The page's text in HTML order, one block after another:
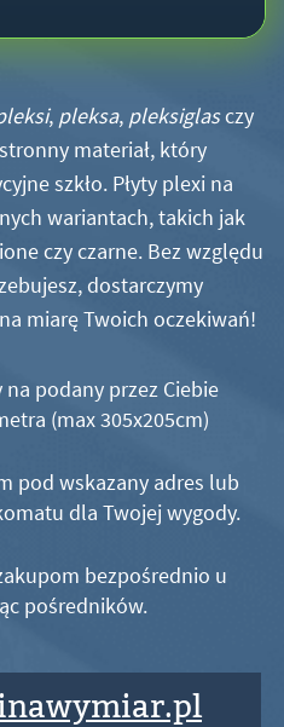
, pleksa, pleksiglasczy
materiał, który
szkło. Płyty plexi na
wariantach, takich jak
czy czarne. Bez względu
dostarczymy
miarę Twoich oczekiwań!
na podany przez Ciebie
(max 305x205cm)
pod wskazany adres lub
dla Twojej wygody.
bezpośrednio u
pośredników.